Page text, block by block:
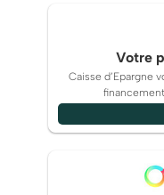
Votre
Caisse d’Epargne